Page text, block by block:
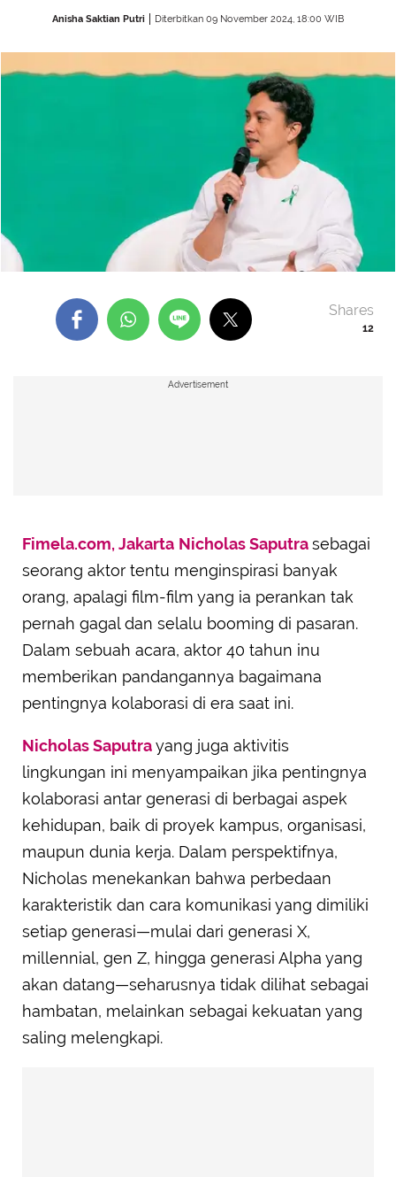
Anisha Saktian Putri Diterbitkan 09 November 2024, 18:00 WIB
12
Shares
Advertisement
Fimela.com, Jakarta Nicholas Saputrasebagai
seorang aktor tentu menginspirasi banyak
orang, apalagi film-film yang ia perankan tak
pernah gagal dan selalu booming di pasaran.
Dalam sebuah acara, aktor 40 tahun inu
memberikan pandangannya bagaimana
pentingnya kolaborasi di era saat ini.
Nicholas Saputrayang juga aktivitis
lingkungan ini menyampaikan jika pentingnya
kolaborasi antar generasi di berbagai aspek
kehidupan, baik di proyek kampus, organisasi,
maupun dunia kerja. Dalam perspektifnya,
Nicholas menekankan bahwa perbedaan
karakteristik dan cara komunikasi yang dimiliki
setiap generasi—mulai dari generasi X,
millennial, gen Z, hingga generasi Alpha yang
akan datang—seharusnya tidak dilihat sebagai
hambatan, melainkan sebagai kekuatan yang
saling melengkapi.